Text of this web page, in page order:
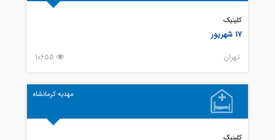
کلینیک
17 شهریور
تهران 10655
مهدیه کرمانشاه